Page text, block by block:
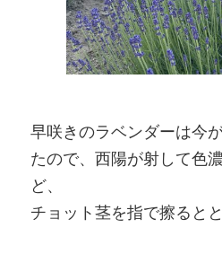
早咲きのラベンダーは今
たので、西陽が射して色
ど、
チョット茎を指で擦ると